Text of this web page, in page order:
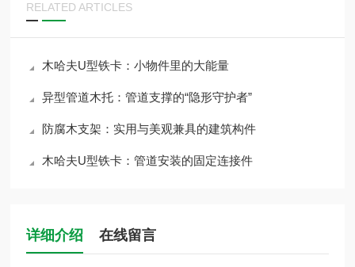
RELATED ARTICLES
木哈夫U型铁卡：小物件里的大能量
异型管道木托：管道支撑的“隐形守护者”
防腐木支架：实用与美观兼具的建筑构件
木哈夫U型铁卡：管道安装的固定连接件
详细介绍 在线留言